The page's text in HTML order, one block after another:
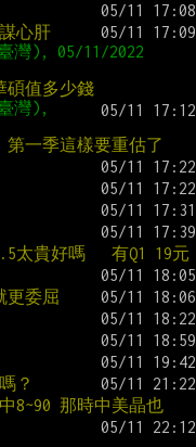
心肝
灣), 05/11/2022
值多少錢
灣),
一季這樣要重估了
太貴好嗎   有Q1 19元
更委屈
？
8~90 那時中美晶也